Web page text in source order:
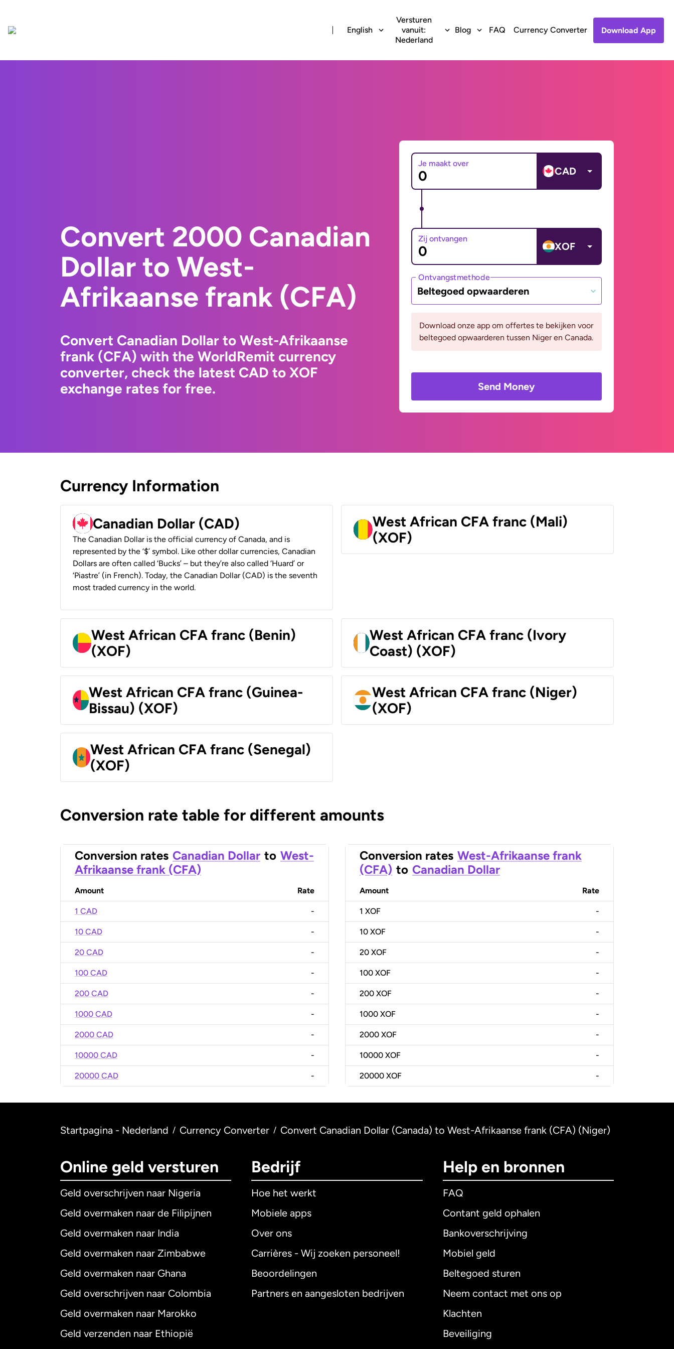
English
Versturen
vanuit:
Nederland
Blog FAQ Currency Converter Download App
Convert 2000 Canadian
Dollar to West-
Afrikaanse frank (CFA)
Convert Canadian Dollar to West-Afrikaanse
frank (CFA) with the WorldRemit currency
converter, check the latest CAD to XOF
exchange rates for free.
Je maakt over
CAD
Zij ontvangen
XOF
Ontvangstmethode
Beltegoed opwaarderen
Download onze app om offertes te bekijken voor
beltegoed opwaarderen tussen Niger en Canada.
Send Money
Currency Information
Canadian Dollar (CAD)
The Canadian Dollar is the official currency of Canada, and is
represented by the ‘$’ symbol. Like other dollar currencies, Canadian
Dollars are often called ‘Bucks’ – but they’re also called ‘Huard’ or
‘Piastre’ (in French). Today, the Canadian Dollar (CAD) is the seventh
most traded currency in the world.
West African CFA franc (Mali)
(XOF)
West African CFA franc (Benin)
(XOF)
West African CFA franc (Ivory
Coast) (XOF)
West African CFA franc (Guinea-
Bissau) (XOF)
West African CFA franc (Niger)
(XOF)
West African CFA franc (Senegal)
(XOF)
Conversion rate table for different amounts
Conversion rates Canadian Dollar to West-
Afrikaanse frank (CFA)
Amount Rate
1 CAD -
10 CAD -
20 CAD -
100 CAD -
200 CAD -
1000 CAD -
2000 CAD -
10000 CAD -
20000 CAD -
Conversion rates West-Afrikaanse frank
(CFA) to Canadian Dollar
Amount Rate
1 XOF -
10 XOF -
20 XOF -
100 XOF -
200 XOF -
1000 XOF -
2000 XOF -
10000 XOF -
20000 XOF -
Startpagina - Nederland / Currency Converter / Convert Canadian Dollar (Canada) to West-Afrikaanse frank (CFA) (Niger)
Online geld versturen
Geld overschrijven naar Nigeria
Geld overmaken naar de Filipijnen
Geld overmaken naar India
Geld overmaken naar Zimbabwe
Geld overmaken naar Ghana
Geld overschrijven naar Colombia
Geld overmaken naar Marokko
Geld verzenden naar Ethiopië
Bedrijf
Hoe het werkt
Mobiele apps
Over ons
Carrières - Wij zoeken personeel!
Beoordelingen
Partners en aangesloten bedrijven
Help en bronnen
FAQ
Contant geld ophalen
Bankoverschrijving
Mobiel geld
Beltegoed sturen
Neem contact met ons op
Klachten
Beveiliging